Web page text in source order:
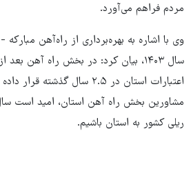
مردم فراهم می‌آورد.
وی با اشاره به بهره‌برداری از راه‌آهن
سال ۱۴۰۳‌، بیان کرد: در بخش راه آهن
اعتبارات استان در ۲.۵ سال
ریلی کشور به استان باشیم.